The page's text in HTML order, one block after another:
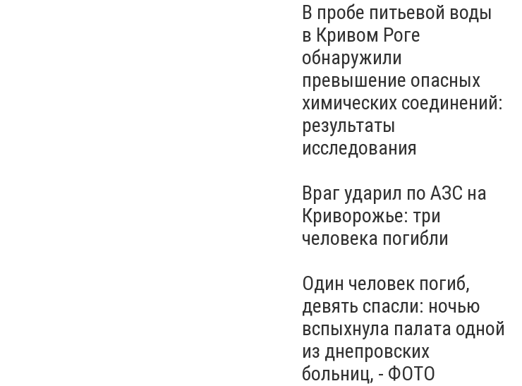
ПВО уничтожила и
подавила 114 БпЛА
Общенациональная минута
молчания: Украина чтит
память жертв войны, -
09:00
Вчера
В пробе питьевой воды
в Кривом Роге
обнаружили
превышение опасных
химических соединений:
результаты
исследования
Враг ударил по АЗС на
Криворожье: три
человека погибли
Один человек погиб,
девять спасли: ночью
вспыхнула палата одной
из днепровских
больниц, - ФОТО